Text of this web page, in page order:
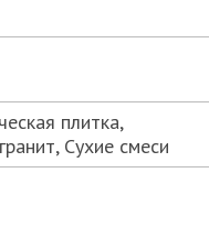
плитка,
Сухие смеси